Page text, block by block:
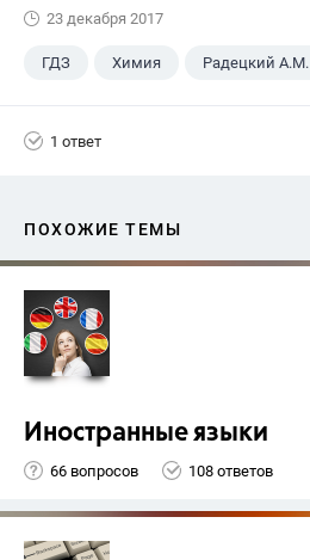
23 декабря 2017
ГДЗ Химия Радецкий А.М.
1 ответ
ПОХОЖИЕ ТЕМЫ
Иностранные языки
66 вопросов 108 ответов